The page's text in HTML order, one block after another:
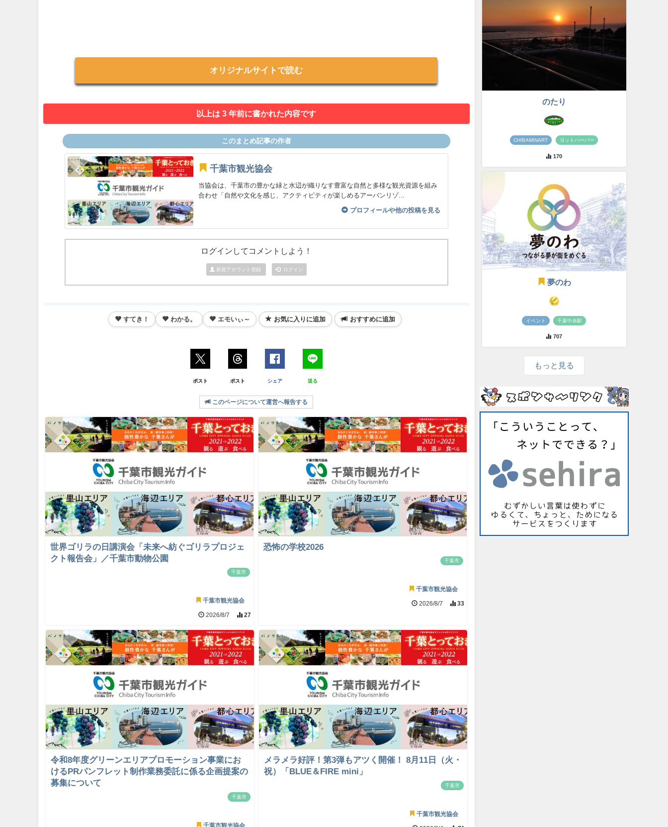
オリジナルサイトで読む
以上は 3 年前に書かれた内容です
このまとめ記事の作者
千葉市観光協会
当協会は、千葉市の豊かな緑と水辺が織りなす豊富な自然と多様な観光資源を組み
合わせ「自然や文化を感じ、アクティビティが楽しめるアーバンリゾ...
プロフィールや他の投稿を見る
ログインしてコメントしよう！
新規アカウント登録 ログイン
すてき！ わかる。 エモいぃ～ お気に入りに追加 おすすめに追加
ポスト ポスト シェア 送る
このページについて運営へ報告する
世界ゴリラの日講演会「未来へ紡ぐゴリラプロジェ
クト報告会」／千葉市動物公園
千葉市
千葉市観光協会
2026/8/7 27
恐怖の学校2026
千葉市
千葉市観光協会
2026/8/7 33
令和8年度グリーンエリアプロモーション事業にお
けるPRパンフレット制作業務委託に係る企画提案の
募集について
千葉市
千葉市観光協会
メラメラ好評！第3弾もアツく開催！ 8月11日（火・
祝）「BLUE＆FIRE mini」
千葉市
千葉市観光協会
のたり
CHIBAMINART ヨットハーバー
170
夢のわ
イベント 千葉中央駅
707
もっと見る